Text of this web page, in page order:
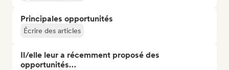
Principales opportunités
Écrire des articles
Il/elle leur a récemment proposé des
opportunités…